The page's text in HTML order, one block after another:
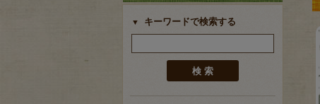
キーワードで検索する